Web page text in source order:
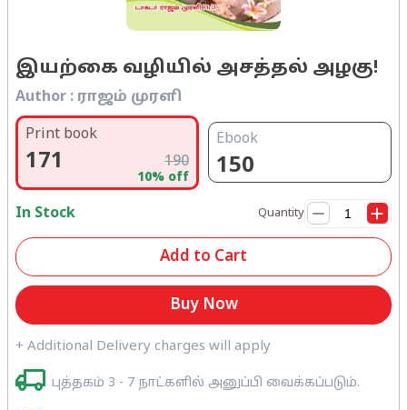
இயற்கை வழியில் அசத்தல் அழகு!
Author : ராஜம் முரளி
Print book
171 190
10% off
Ebook
150
In Stock Quantity
Add to Cart
Buy Now
+ Additional Delivery charges will apply
புத்தகம் 3 - 7 நாட்களில் அனுப்பி வைக்கப்படும்.